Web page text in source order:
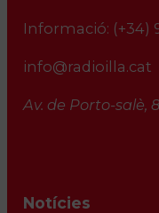
Informació: (+34)
info@radioilla.cat
Av. de Porto-salè,
Notícies